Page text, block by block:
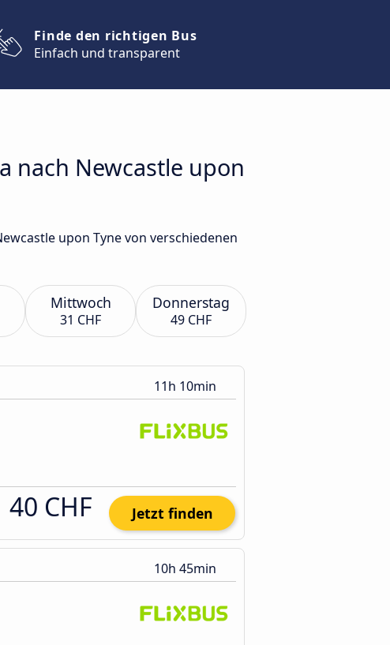
Finde den richtigen Bus
Einfach und transparent
nach Newcastle upon
upon Tyne von verschiedenen
Mittwoch
31 CHF
Donnerstag
49 CHF
11h 10min
40 CHF Jetzt finden
10h 45min